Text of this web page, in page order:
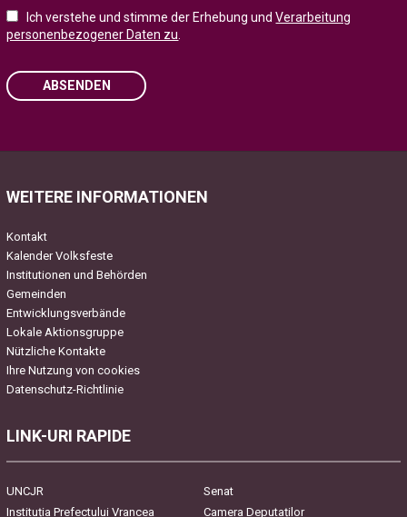
Ich verstehe und stimme der Erhebung undVerarbeitung
personenbezogener Daten zu.
ABSENDEN
WEITERE INFORMATIONEN
Kontakt
Kalender Volksfeste
Institutionen und Behörden
Gemeinden
Entwicklungsverbände
Lokale Aktionsgruppe
Nützliche Kontakte
Ihre Nutzung von cookies
Datenschutz-Richtlinie
LINK-URI RAPIDE
UNCJR
Senat
Instituția Prefectului Vrancea
Camera Deputaților